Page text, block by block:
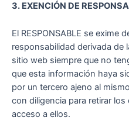
3. EXENCIÓN DE
El RESPONSABLE se exime
responsabilidad derivada de
sitio web siempre que no
que esta información haya
por un tercero ajeno al
con diligencia para retirar
acceso a ellos.